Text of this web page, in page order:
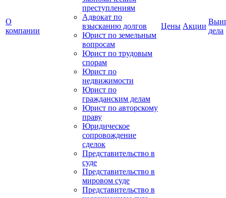
О
компании
преступлениям
Адвокат по
взысканию долгов
Юрист по земельным
вопросам
Юрист по трудовым
спорам
Юрист по
недвижимости
Юрист по
гражданским делам
Юрист по авторскому
праву
Юридическое
сопровождение
сделок
Представительство в
суде
Представительство в
мировом суде
Представительство в
Цены Акции
дела